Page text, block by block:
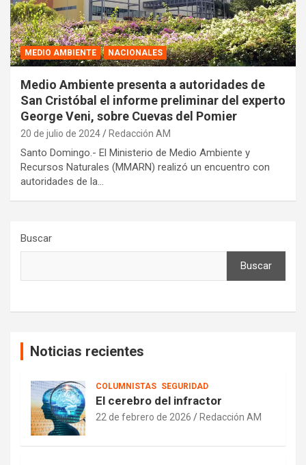
MEDIO AMBIENTE NACIONALES
Medio Ambiente presenta a autoridades de
San Cristóbal el informe preliminar del experto
George Veni, sobre Cuevas del Pomier
20 de julio de 2024 Redacción AM
Santo Domingo.- El Ministerio de Medio Ambiente y
Recursos Naturales (MMARN) realizó un encuentro con
autoridades de la…
Buscar
Buscar
Noticias recientes
COLUMNISTAS SEGURIDAD
El cerebro del infractor
22 de febrero de 2026 Redacción AM